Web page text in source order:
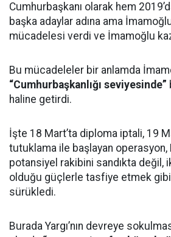
Cumhurbaşkanı olarak hem
başka adaylar adına ama
mücadelesi verdi ve İmamoğlu
Bu mücadeleler bir anlamda
“Cumhurbaşkanlığı seviyesinde”
haline getirdi.
İşte 18 Mart’ta diploma iptali, 19
tutuklama ile başlayan operasyon,
potansiyel rakibini sandıkta değil,
olduğu güçlerle tasfiye etmek
sürükledi.
Burada Yargı’nın devreye